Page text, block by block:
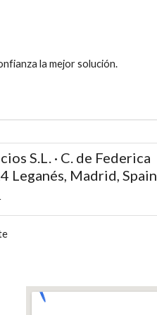
la mejor solución.
S.L. · C. de Federica
Leganés, Madrid, Spain